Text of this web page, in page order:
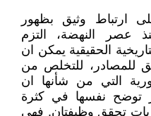
ارتباط وثيق بظهور
عصر النهضة، التزم
الحقيقية يمكن ان
للمصادر، للتخلص من
التي من شأنها ان
توضح نفسها في كثرة
تحقق وظيفتان. فهي